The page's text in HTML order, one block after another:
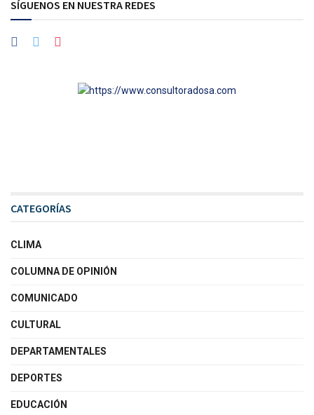
SÍGUENOS EN NUESTRA REDES
CATEGORÍAS
CLIMA
COLUMNA DE OPINIÓN
COMUNICADO
CULTURAL
DEPARTAMENTALES
DEPORTES
EDUCACIÓN